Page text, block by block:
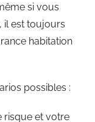
si vous
il est toujours
habitation
possibles :
risque et votre